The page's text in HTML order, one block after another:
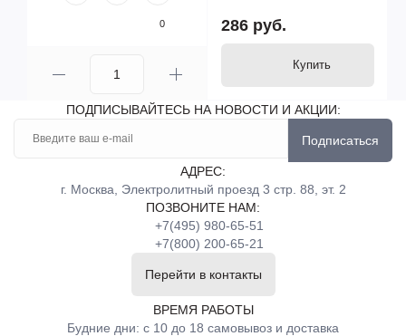
0 286 руб.
Купить
ПОДПИСЫВАЙТЕСЬ НА НОВОСТИ И АКЦИИ:
Подписаться
АДРЕС:
г. Москва, Электролитный проезд 3 стр. 88, эт. 2
ПОЗВОНИТЕ НАМ:
+7(495) 980-65-51
+7(800) 200-65-21
Перейти в контакты
ВРЕМЯ РАБОТЫ
Будние дни: с 10 до 18 самовывоз и доставка